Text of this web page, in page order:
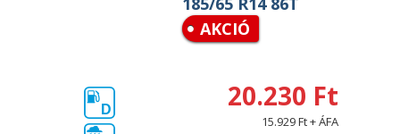
AKCIÓ
D 20.230 Ft
15.929 Ft + ÁFA